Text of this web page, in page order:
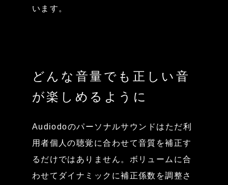
います。
どんな音量でも正しい音
が楽しめるように
Audiodoのパーソナルサウンドはただ利
用者個人の聴覚に合わせて音質を補正す
るだけではありません。ボリュームに合
わせてダイナミックに補正係数を調整さ